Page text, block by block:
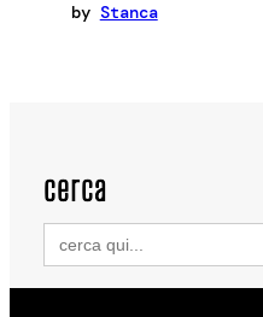
by Stanca
cerca
Search
for: